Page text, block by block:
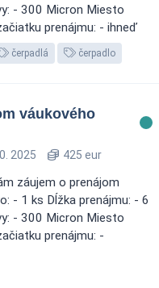
- 300 Micron Miesto
prenájmu: - ihneď
čerpadlá čerpadlo
váukového
2025 425 eur
záujem o prenájom
- 1 ks Dĺžka prenájmu: - 6
- 300 Micron Miesto
prenájmu: -